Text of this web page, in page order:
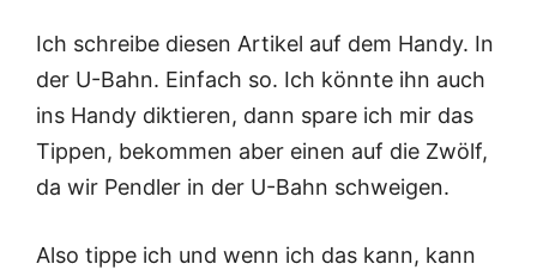
Ich schreibe diesen Artikel auf dem Handy. In
der U-Bahn. Einfach so. Ich könnte ihn auch
ins Handy diktieren, dann spare ich mir das
Tippen, bekommen aber einen auf die Zwölf,
da wir Pendler in der U-Bahn schweigen.
Also tippe ich und wenn ich das kann, kann